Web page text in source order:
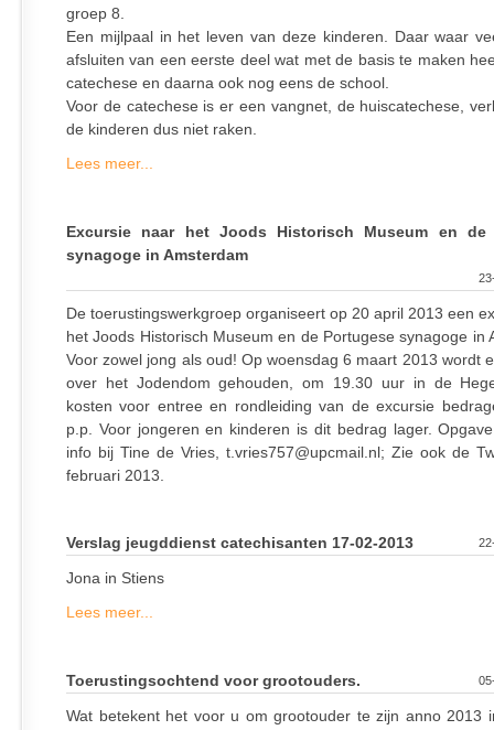
groep 8.
Een mijlpaal in het leven van deze kinderen. Daar waar
afsluiten van een eerste deel wat met de basis te maken
catechese en daarna ook nog eens de school.
Voor de catechese is er een vangnet, de huiscatechese,
de kinderen dus niet raken.
Lees meer...
Excursie naar het Joods Historisch Museum en de
synagoge in Amsterdam
De toerustingswerkgroep organiseert op 20 april 2013 een
het Joods Historisch Museum en de Portugese synagoge in
Voor zowel jong als oud! Op woensdag 6 maart 2013 wordt
over het Jodendom gehouden, om 19.30 uur in de
kosten voor entree en rondleiding van de excursie
p.p. Voor jongeren en kinderen is dit bedrag lager.
info bij Tine de Vries, t.vries757@upcmail.nl; Zie ook de
februari 2013.
Verslag jeugddienst catechisanten 17-02-2013
Jona in Stiens
Lees meer...
Toerustingsochtend voor grootouders.
Wat betekent het voor u om grootouder te zijn anno 2013